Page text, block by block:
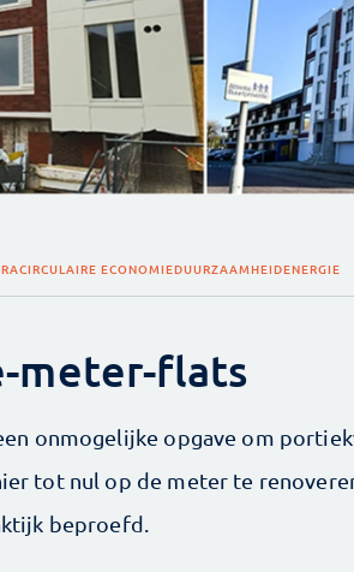
CIRCULAIRE ECONOMIEDUURZAAMHEIDENERGIE
meter-flats
onmogelijke opgave om
tot nul op de meter te
beproefd.